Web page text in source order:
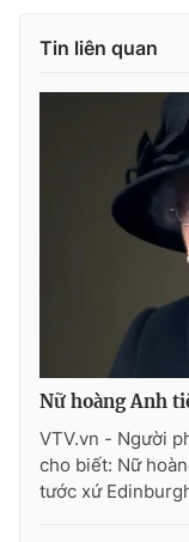
Photo
VTV Money
VTV Sức khoẻ
Thị trường 24h
VTV4
VTV9
Tin liên quan
Nữ hoàng Anh
VTV.vn - Người
cho biết: Nữ
tước xứ